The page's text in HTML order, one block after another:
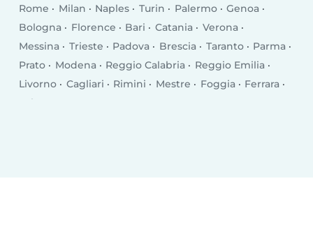
Rome Milan Naples Turin Palermo
Genoa
Bologna
Florence Bari Catania
Verona
Messina
Trieste Padova Brescia Taranto
Parma
Prato
Modena Reggio Calabria
Reggio Emilia
Livorno
Cagliari Rimini Mestre Foggia
Ferrara
Salerno